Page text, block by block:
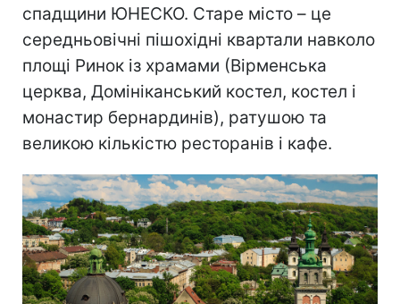
спадщини ЮНЕСКО. Старе місто – це
середньовічні пішохідні квартали навколо
площі Ринок із храмами (Вірменська
церква, Домініканський костел, костел і
монастир бернардинів), ратушою та
великою кількістю ресторанів і кафе.